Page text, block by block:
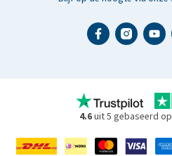
4.6uit 5 gebaseerd op